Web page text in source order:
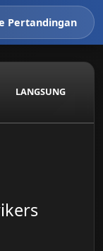
Pertandingan
LANGSUNG